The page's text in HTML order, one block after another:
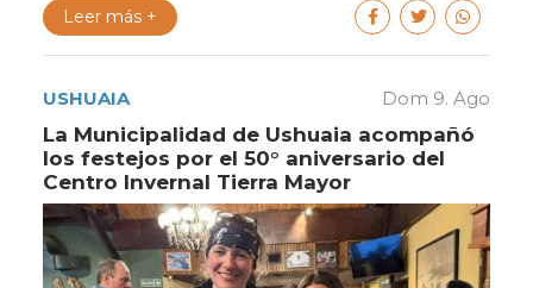
Leer más +
USHUAIA Dom 9. Ago
La Municipalidad de Ushuaia acompañó
los festejos por el 50° aniversario del
Centro Invernal Tierra Mayor